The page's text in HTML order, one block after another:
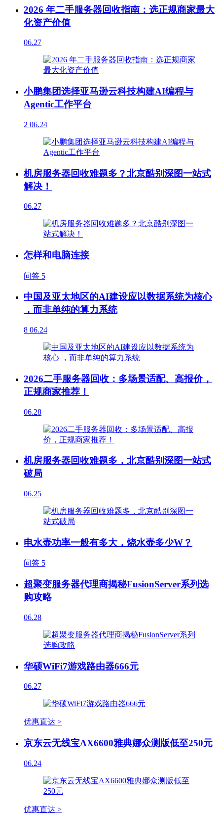
2026 年二手服务器回收指南：选正规商家最大
化资产价值
06.27
小鹏集团选择亚马逊云科技构建AI编程与
Agentic工作平台
2 06.24
机房服务器回收难题多？北京酷别深图一站式
解决！
06.27
怎样和电脑连接
问答 5
中国及亚太地区的AI建设应以数据系统为核心
，而非单纯的算力系统
8 06.24
2026二手服务器回收：多场景适配、高报价，
正规商家推荐！
06.28
机房服务器回收难题多，北京酷别深图一站式
破局
06.25
电水壶功率一般有多大，烧水壶多少W？
问答 5
超聚变服务器代理商揭秘FusionServer系列选
购攻略
06.28
华硕WiFi7游戏路由器666元
06.27
优惠直达 >
京东云无线宝AX6600雅典娜众测版低至250元
06.24
优惠直达 >